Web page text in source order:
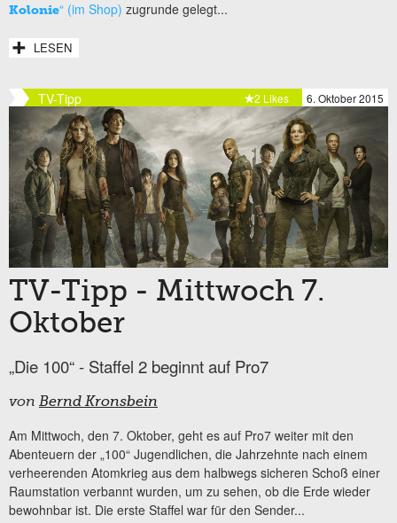
Kolonie“ (im Shop) zugrunde gelegt...
LESEN
TV-Tipp 6. Oktober 2015
2 Likes
TV-Tipp - Mittwoch 7.
Oktober
„Die 100“ - Staffel 2 beginnt auf Pro7
von Bernd Kronsbein
Am Mittwoch, den 7. Oktober, geht es auf Pro7 weiter mit den
Abenteuern der „100“ Jugendlichen, die Jahrzehnte nach einem
verheerenden Atomkrieg aus dem halbwegs sicheren Schoß einer
Raumstation verbannt wurden, um zu sehen, ob die Erde wieder
bewohnbar ist. Die erste Staffel war für den Sender...